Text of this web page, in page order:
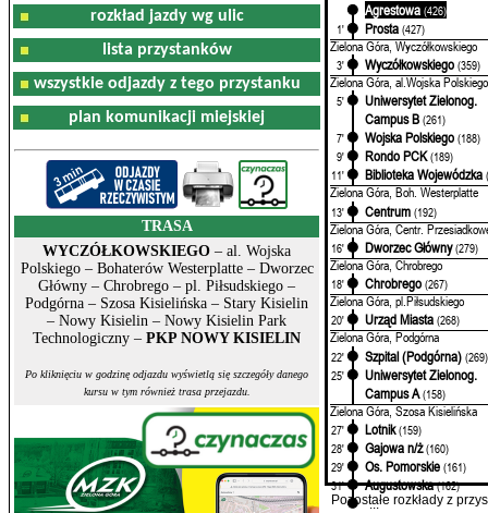
rozkład jazdy wg ulic
lista przystanków
wszystkie odjazdy z tego przystanku
plan komunikacji miejskiej
TRASA
WYCZÓŁKOWSKIEGO – al. Wojska
Polskiego – Bohaterów Westerplatte – Dworzec
Główny – Chrobrego – pl. Piłsudskiego –
Podgórna – Szosa Kisielińska – Stary Kisielin
– Nowy Kisielin – Nowy Kisielin Park
Technologiczny – PKP NOWY KISIELIN
Po kliknięciu w godzinę odjazdu wyświetlą się szczegóły danego
kursu w tym również trasa przejazdu.
Agrestowa (426)
1'
Prosta (427)
Zielona Góra, Wyczółkowskiego
3' Wyczółkowskiego (359)
Zielona Góra, al.Wojska Polskiego
5'
Uniwersytet Zielonog.
Campus B (261)
7'
Wojska Polskiego (188)
9'
Rondo PCK (189)
11'
Biblioteka Wojewódzka
Zielona Góra, Boh. Westerplatte
13' Centrum (192)
Zielona Góra, Centr.
16' Dworzec Główny (279)
Zielona Góra, Chrobrego
18' Chrobrego (267)
Zielona Góra, pl.Piłsudskiego
20' Urząd Miasta (268)
Zielona Góra, Podgórna
22' Szpital (Podgórna) (269)
25'
Uniwersytet Zielonog.
Campus A (158)
Zielona Góra, Szosa Kisielińska
27' Lotnik (159)
28'
Gajowa n/ż (160)
29'
Os. Pomorskie (161)
31'
Augustowska (162)
...
Pozostałe rozkłady z